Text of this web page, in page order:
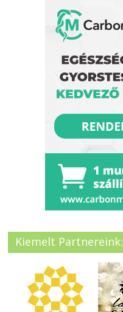
Kiemelt Partnereink: